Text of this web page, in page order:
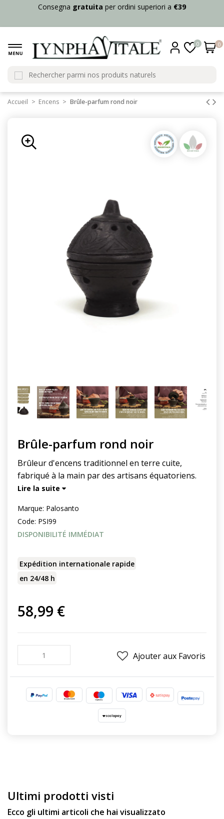
Consegna gratuita per ordini superiori a €39
0 0
Accueil Encens Brûle-parfum rond noir
Brûle-parfum rond noir
Brûleur d'encens traditionnel en terre cuite,
fabriqué à la main par des artisans équatoriens.
Lire la suite
Marque: Palosanto
Code: PSI99
DISPONIBILITÉ IMMÉDIAT
Expédition internationale rapide
en 24/48 h
58,99 €
Ajouter aux Favoris
Ultimi prodotti visti
Ecco gli ultimi articoli che hai visualizzato